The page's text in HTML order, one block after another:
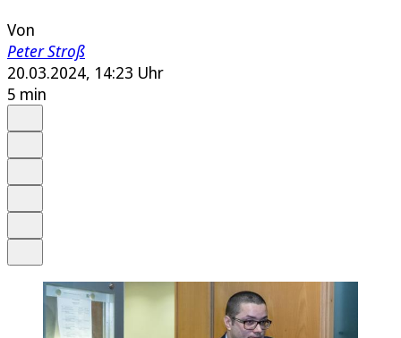
Von
Peter Stroß
20.03.2024, 14:23 Uhr
5 min